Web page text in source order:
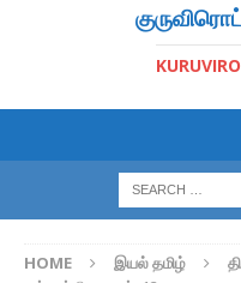
HOME இயல் தமிழ்